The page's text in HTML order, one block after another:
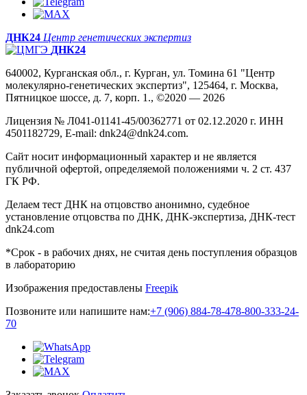
ДНК24 Центр генетических экспертиз
ДНК24
640002, Курганская обл., г. Курган, ул. Томина 61 "Центр
молекулярно-генетических экспертиз", 125464, г. Москва,
Пятницкое шоссе, д. 7, корп. 1., ©2020 — 2026
Лицензия № Л041-01141-45/00362771 от 02.12.2020 г. ИНН
4501182729, E-mail: dnk24@dnk24.com.
Сайт носит информационный характер и не является
публичной офертой, определяемой положениями ч. 2 ст. 437
ГК РФ.
Делаем тест ДНК на отцовство анонимно, судебное
установление отцовства по ДНК, ДНК-экспертиза, ДНК-тест
dnk24.com
*Срок - в рабочих днях, не считая день поступления образцов
в лабораторию
Изображения предоставлены Freepik
Позвоните или напишите нам:+7 (906) 884-78-478-800-333-24-
70